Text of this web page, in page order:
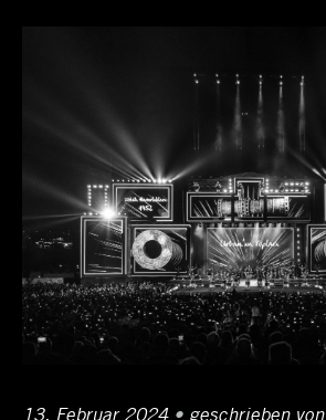
Posted
13. Februar 202414.
• Author
geschrieben von